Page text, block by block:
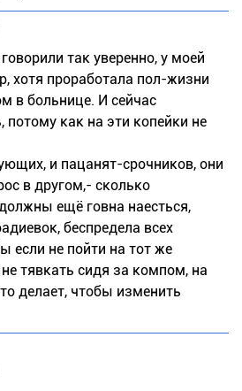
так уверенно, у моей
хотя проработала пол-жизни
в больнице. И сейчас
как на эти копейки не
и пацанят-срочников, они
в другом,- сколько
ещё говна наесться,
беспредела всех
если не пойти на тот же
тявкать сидя за компом, на
делает, чтобы изменить